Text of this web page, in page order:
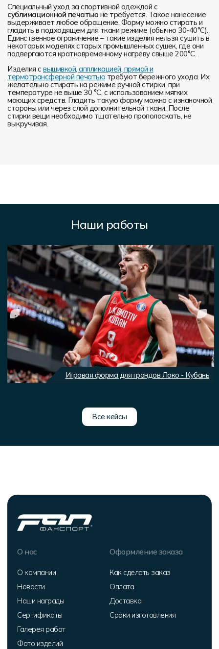
Специальный уход за спортивной одеждой с
сублимационной печатью не требуется. Такое нанесение
выдерживает любое обращение. Форму можно стирать и
гладить в подходящем для ткани режиме (обычно 30-40°С).
Единственное ограничение – такие изделия нельзя сушить в
некоторых моделях старых промышленных сушек, где они
подвергаются кратковременному нагреву свыше 200°С.
Изделия с вышивкой, аппликацией, прямой и
термотрансферной печатью требуют бережного ухода. Их
желательно стирать на режиме ручной стирки при
температуре не выше 30 °C, с использованием мягких
моющих средств. Гладить такую форму можно с изнаночной
стороны или через слой дополнительной ткани. После
стирки вещи необходимо тщательно прополоскать, не
выкручивая.
Наши работы
Игровая форма для грандов Локо - Кубань
Все кейсы
О нас
О компании
Новости
Наши награды
Сертификаты
Галерея работ
Фото изделий
Оформление заказа
Как сделать заказ
Оплата
Доставка
Сроки изготовления